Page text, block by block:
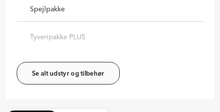
Spejlpakke
Tyveripakke PLUS
Se alt udstyr og tilbehør